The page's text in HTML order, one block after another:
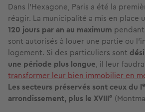
Dans l'Hexagone, Paris a été la
réagir. La municipalité a mis en place
120 jours par an au maximum
sont autorisés à louer une partie ou
logement. Si des particuliers sont
une période plus longue, il leur
transformer leur bien immobilier en
Les secteurs préservés sont ceux du I
arrondissement, plus le XVIIIe